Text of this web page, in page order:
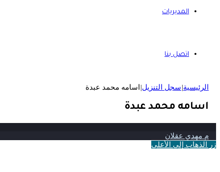
المديريات
اتصل بنا
الرئيسية|سجل التنزيل| اسامه محمد عبدة
اسامه محمد عبدة
م مهدي عقلان
زر الذهاب إلى الأعلى